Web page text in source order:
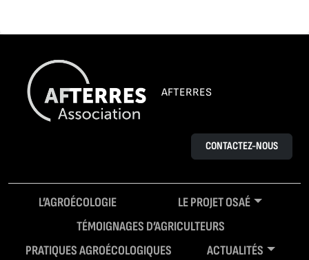
AFTERRES
CONTACTEZ-NOUS
L’AGROÉCOLOGIE
LE PROJET OSAÉ
TÉMOIGNAGES D’AGRICULTEURS
PRATIQUES AGROÉCOLOGIQUES
ACTUALITÉS